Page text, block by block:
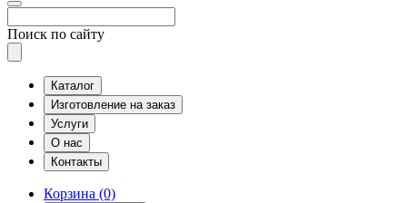
Поиск по сайту
Каталог
Изготовление на заказ
Услуги
О нас
Контакты
Корзина (0)